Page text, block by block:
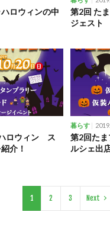
ロウィンの中
第2回 た
ジェスト
ロウィン ス
介！
暮らす
第2回た
ルシェ出
1 2 3 Next